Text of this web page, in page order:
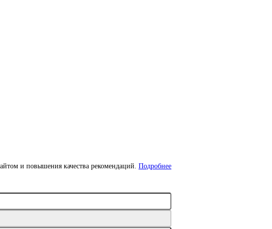
и повышения качества рекомендаций. Подробнее